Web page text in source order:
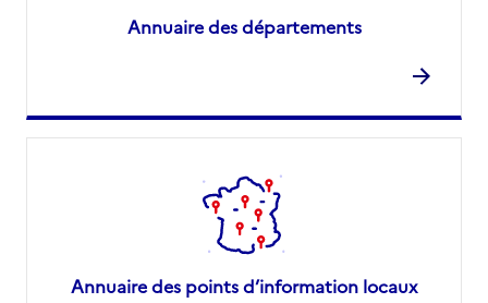
Annuaire des départements
Annuaire des points d’information locaux